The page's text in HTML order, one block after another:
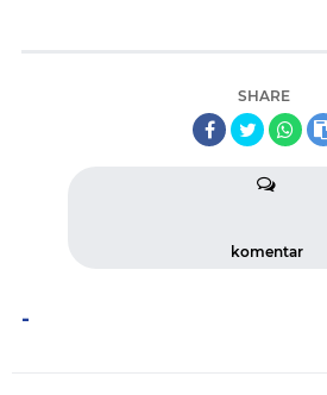
SHARE
komentar
-